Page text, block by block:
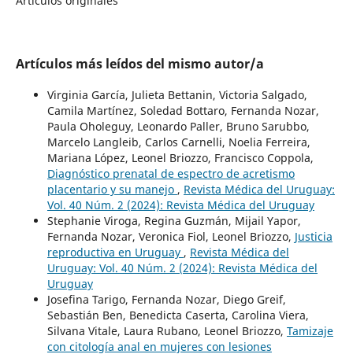
Artículos más leídos del mismo autor/a
Virginia García, Julieta Bettanin, Victoria Salgado,
Camila Martínez, Soledad Bottaro, Fernanda Nozar,
Paula Oholeguy, Leonardo Paller, Bruno Sarubbo,
Marcelo Langleib, Carlos Carnelli, Noelia Ferreira,
Mariana López, Leonel Briozzo, Francisco Coppola,
Diagnóstico prenatal de espectro de acretismo
placentario y su manejo , Revista Médica del Uruguay:
Vol. 40 Núm. 2 (2024): Revista Médica del Uruguay
Stephanie Viroga, Regina Guzmán, Mijail Yapor,
Fernanda Nozar, Veronica Fiol, Leonel Briozzo, Justicia
reproductiva en Uruguay , Revista Médica del
Uruguay: Vol. 40 Núm. 2 (2024): Revista Médica del
Uruguay
Josefina Tarigo, Fernanda Nozar, Diego Greif,
Sebastián Ben, Benedicta Caserta, Carolina Viera,
Silvana Vitale, Laura Rubano, Leonel Briozzo, Tamizaje
con citología anal en mujeres con lesiones